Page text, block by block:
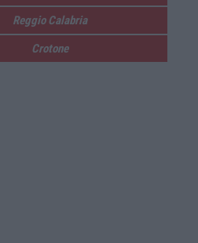
Reggio Calabria
Crotone